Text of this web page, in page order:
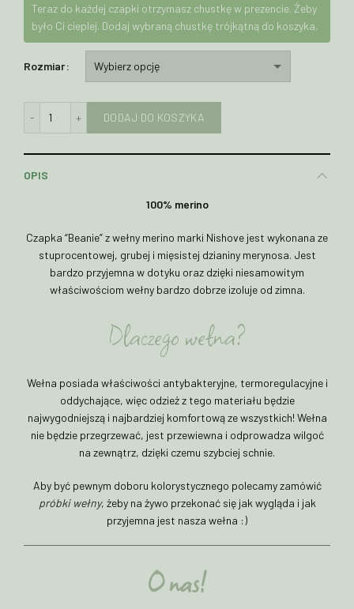
Teraz do każdej czapki otrzymasz chustkę w prezencie. Żeby
było Ci cieplej. Dodaj wybraną chustkę trójkątną do koszyka.
Rozmiar
DODAJ DO KOSZYKA
OPIS
100% merino
Czapka “Beanie” z wełny merino marki Nishove jest wykonana ze
stuprocentowej, grubej i mięsistej dzianiny merynosa. Jest
bardzo przyjemna w dotyku oraz dzięki niesamowitym
właściwościom wełny bardzo dobrze izoluje od zimna.
Dlaczego wełna?
Wełna posiada właściwości antybakteryjne, termoregulacyjne i
oddychające, więc odzież z tego materiału będzie
najwygodniejszą i najbardziej komfortową ze wszystkich! Wełna
nie będzie przegrzewać, jest przewiewna i odprowadza wilgoć
na zewnątrz, dzięki czemu szybciej schnie.
Aby być pewnym doboru kolorystycznego polecamy zamówić
próbki wełny, żeby na żywo przekonać się jak wygląda i jak
przyjemna jest nasza wełna :)
O nas!